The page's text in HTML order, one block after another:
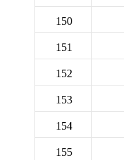
150
151
152
153
154
155